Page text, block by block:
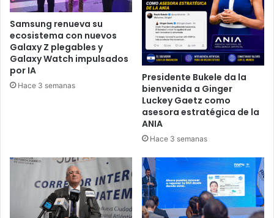
Samsung renueva su
ecosistema con nuevos
Galaxy Z plegables y
Galaxy Watch impulsados
por IA
Hace 3 semanas
Presidente Bukele da la
bienvenida a Ginger
Luckey Gaetz como
asesora estratégica de la
ANIA
Hace 3 semanas